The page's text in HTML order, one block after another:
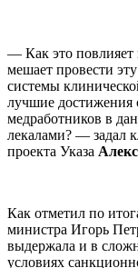
— Как это повлияет
мешает провести
системы
лучшие достижения
медработников в
лекалами? — задал
проекта Указа
Как отметил по
министра Игорь
выдержала и в
условиях